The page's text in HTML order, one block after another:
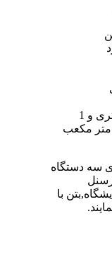
3 دستگاه بچینگ لیپهر(2دستگاه 1متری و 1
دستگاه 1/2 متری با توان تولید 150 متر مکعب
سه دستگاه
کنار پرسنل
با